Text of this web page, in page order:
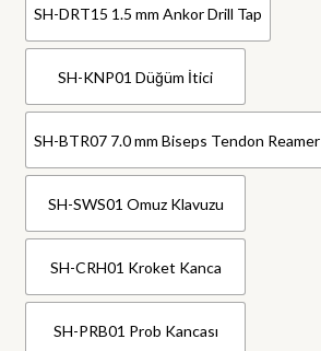
SH-DRT15 1.5 mm Ankor Drill Tap
SH-KNP01 Düğüm İtici
SH-BTR07 7.0 mm Biseps Tendon Reamer
SH-SWS01 Omuz Klavuzu
SH-CRH01 Kroket Kanca
SH-PRB01 Prob Kancası